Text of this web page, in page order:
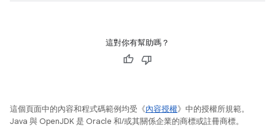
這對你有幫助嗎？
這個頁面中的內容和程式碼範例均受《內容授權》中的授權所規範。
Java 與 OpenJDK 是 Oracle 和/或其關係企業的商標或註冊商標。